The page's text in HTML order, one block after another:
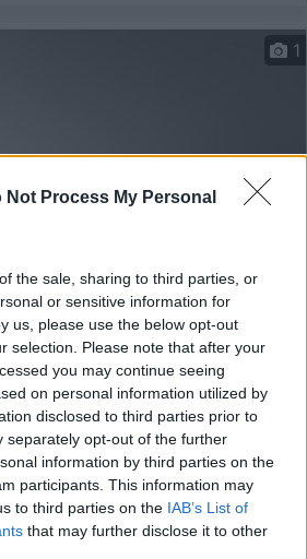
Not Process My Personal
the sale, sharing to third parties, or
or sensitive information for
us, please use the below opt-out
selection. Please note that after your
you may continue seeing
on personal information utilized by
disclosed to third parties prior to
separately opt-out of the further
information by third parties on the
participants. This information may
to third parties on the IAB’s List of
that may further disclose it to other
1
8,5 4
pianeggiante per tende con 2